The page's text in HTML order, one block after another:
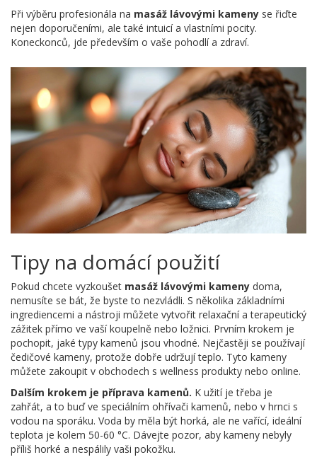
Při výběru profesionála na masáž lávovými kameny se řiďte
nejen doporučeními, ale také intuicí a vlastními pocity.
Koneckonců, jde především o vaše pohodlí a zdraví.
Tipy na domácí použití
Pokud chcete vyzkoušet masáž lávovými kameny doma,
nemusíte se bát, že byste to nezvládli. S několika základními
ingrediencemi a nástroji můžete vytvořit relaxační a terapeutický
zážitek přímo ve vaší koupelně nebo ložnici. Prvním krokem je
pochopit, jaké typy kamenů jsou vhodné. Nejčastěji se používají
čedičové kameny, protože dobře udržují teplo. Tyto kameny
můžete zakoupit v obchodech s wellness produkty nebo online.
Dalším krokem je příprava kamenů. K užití je třeba je
zahřát, a to buď ve speciálním ohřívači kamenů, nebo v hrnci s
vodou na sporáku. Voda by měla být horká, ale ne vařící, ideální
teplota je kolem 50-60 °C. Dávejte pozor, aby kameny nebyly
příliš horké a nespálily vaši pokožku.